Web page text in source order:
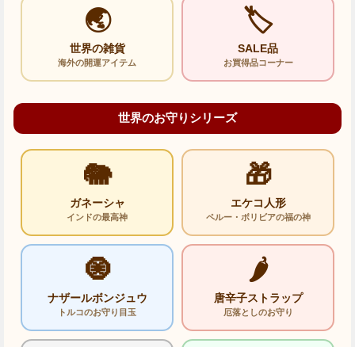
🌏
世界の雑貨
海外の開運アイテム
🏷️
SALE品
お買得品コーナー
世界のお守りシリーズ
🐘
ガネーシャ
インドの最高神
🎁
エケコ人形
ペルー・ボリビアの福の神
🧿
ナザールボンジュウ
トルコのお守り目玉
🌶️
唐辛子ストラップ
厄落としのお守り